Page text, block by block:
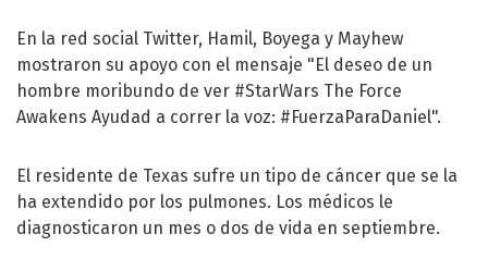
En la red social Twitter, Hamil, Boyega y Mayhew
mostraron su apoyo con el mensaje "El deseo de un
hombre moribundo de ver #StarWars The Force
Awakens Ayudad a correr la voz: #FuerzaParaDaniel".
El residente de Texas sufre un tipo de cáncer que se la
ha extendido por los pulmones. Los médicos le
diagnosticaron un mes o dos de vida en septiembre.